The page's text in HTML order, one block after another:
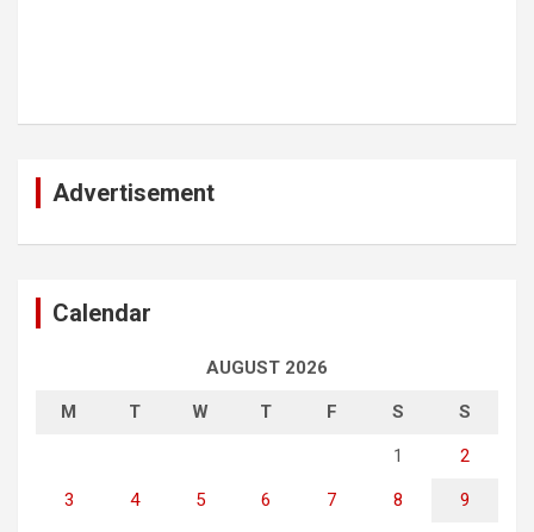
Advertisement
Calendar
AUGUST 2026
M T W T F S S
1 2
3 4 5 6 7 8 9